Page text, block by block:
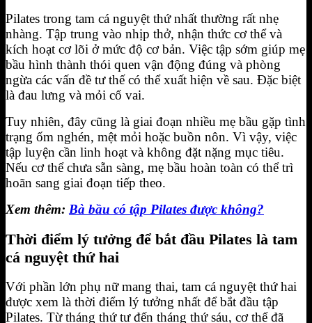
Pilates trong tam cá nguyệt thứ nhất thường rất nhẹ
nhàng. Tập trung vào nhịp thở, nhận thức cơ thể và
kích hoạt cơ lõi ở mức độ cơ bản. Việc tập sớm giúp mẹ
bầu hình thành thói quen vận động đúng và phòng
ngừa các vấn đề tư thế có thể xuất hiện về sau. Đặc biệt
là đau lưng và mỏi cổ vai.
Tuy nhiên, đây cũng là giai đoạn nhiều mẹ bầu gặp tình
trạng ốm nghén, mệt mỏi hoặc buồn nôn. Vì vậy, việc
tập luyện cần linh hoạt và không đặt nặng mục tiêu.
Nếu cơ thể chưa sẵn sàng, mẹ bầu hoàn toàn có thể trì
hoãn sang giai đoạn tiếp theo.
Xem thêm: Bà bầu có tập Pilates được không?
Thời điểm lý tưởng để bắt đầu Pilates là tam
cá nguyệt thứ hai
Với phần lớn phụ nữ mang thai, tam cá nguyệt thứ hai
được xem là thời điểm lý tưởng nhất để bắt đầu tập
Pilates. Từ tháng thứ tư đến tháng thứ sáu, cơ thể đã